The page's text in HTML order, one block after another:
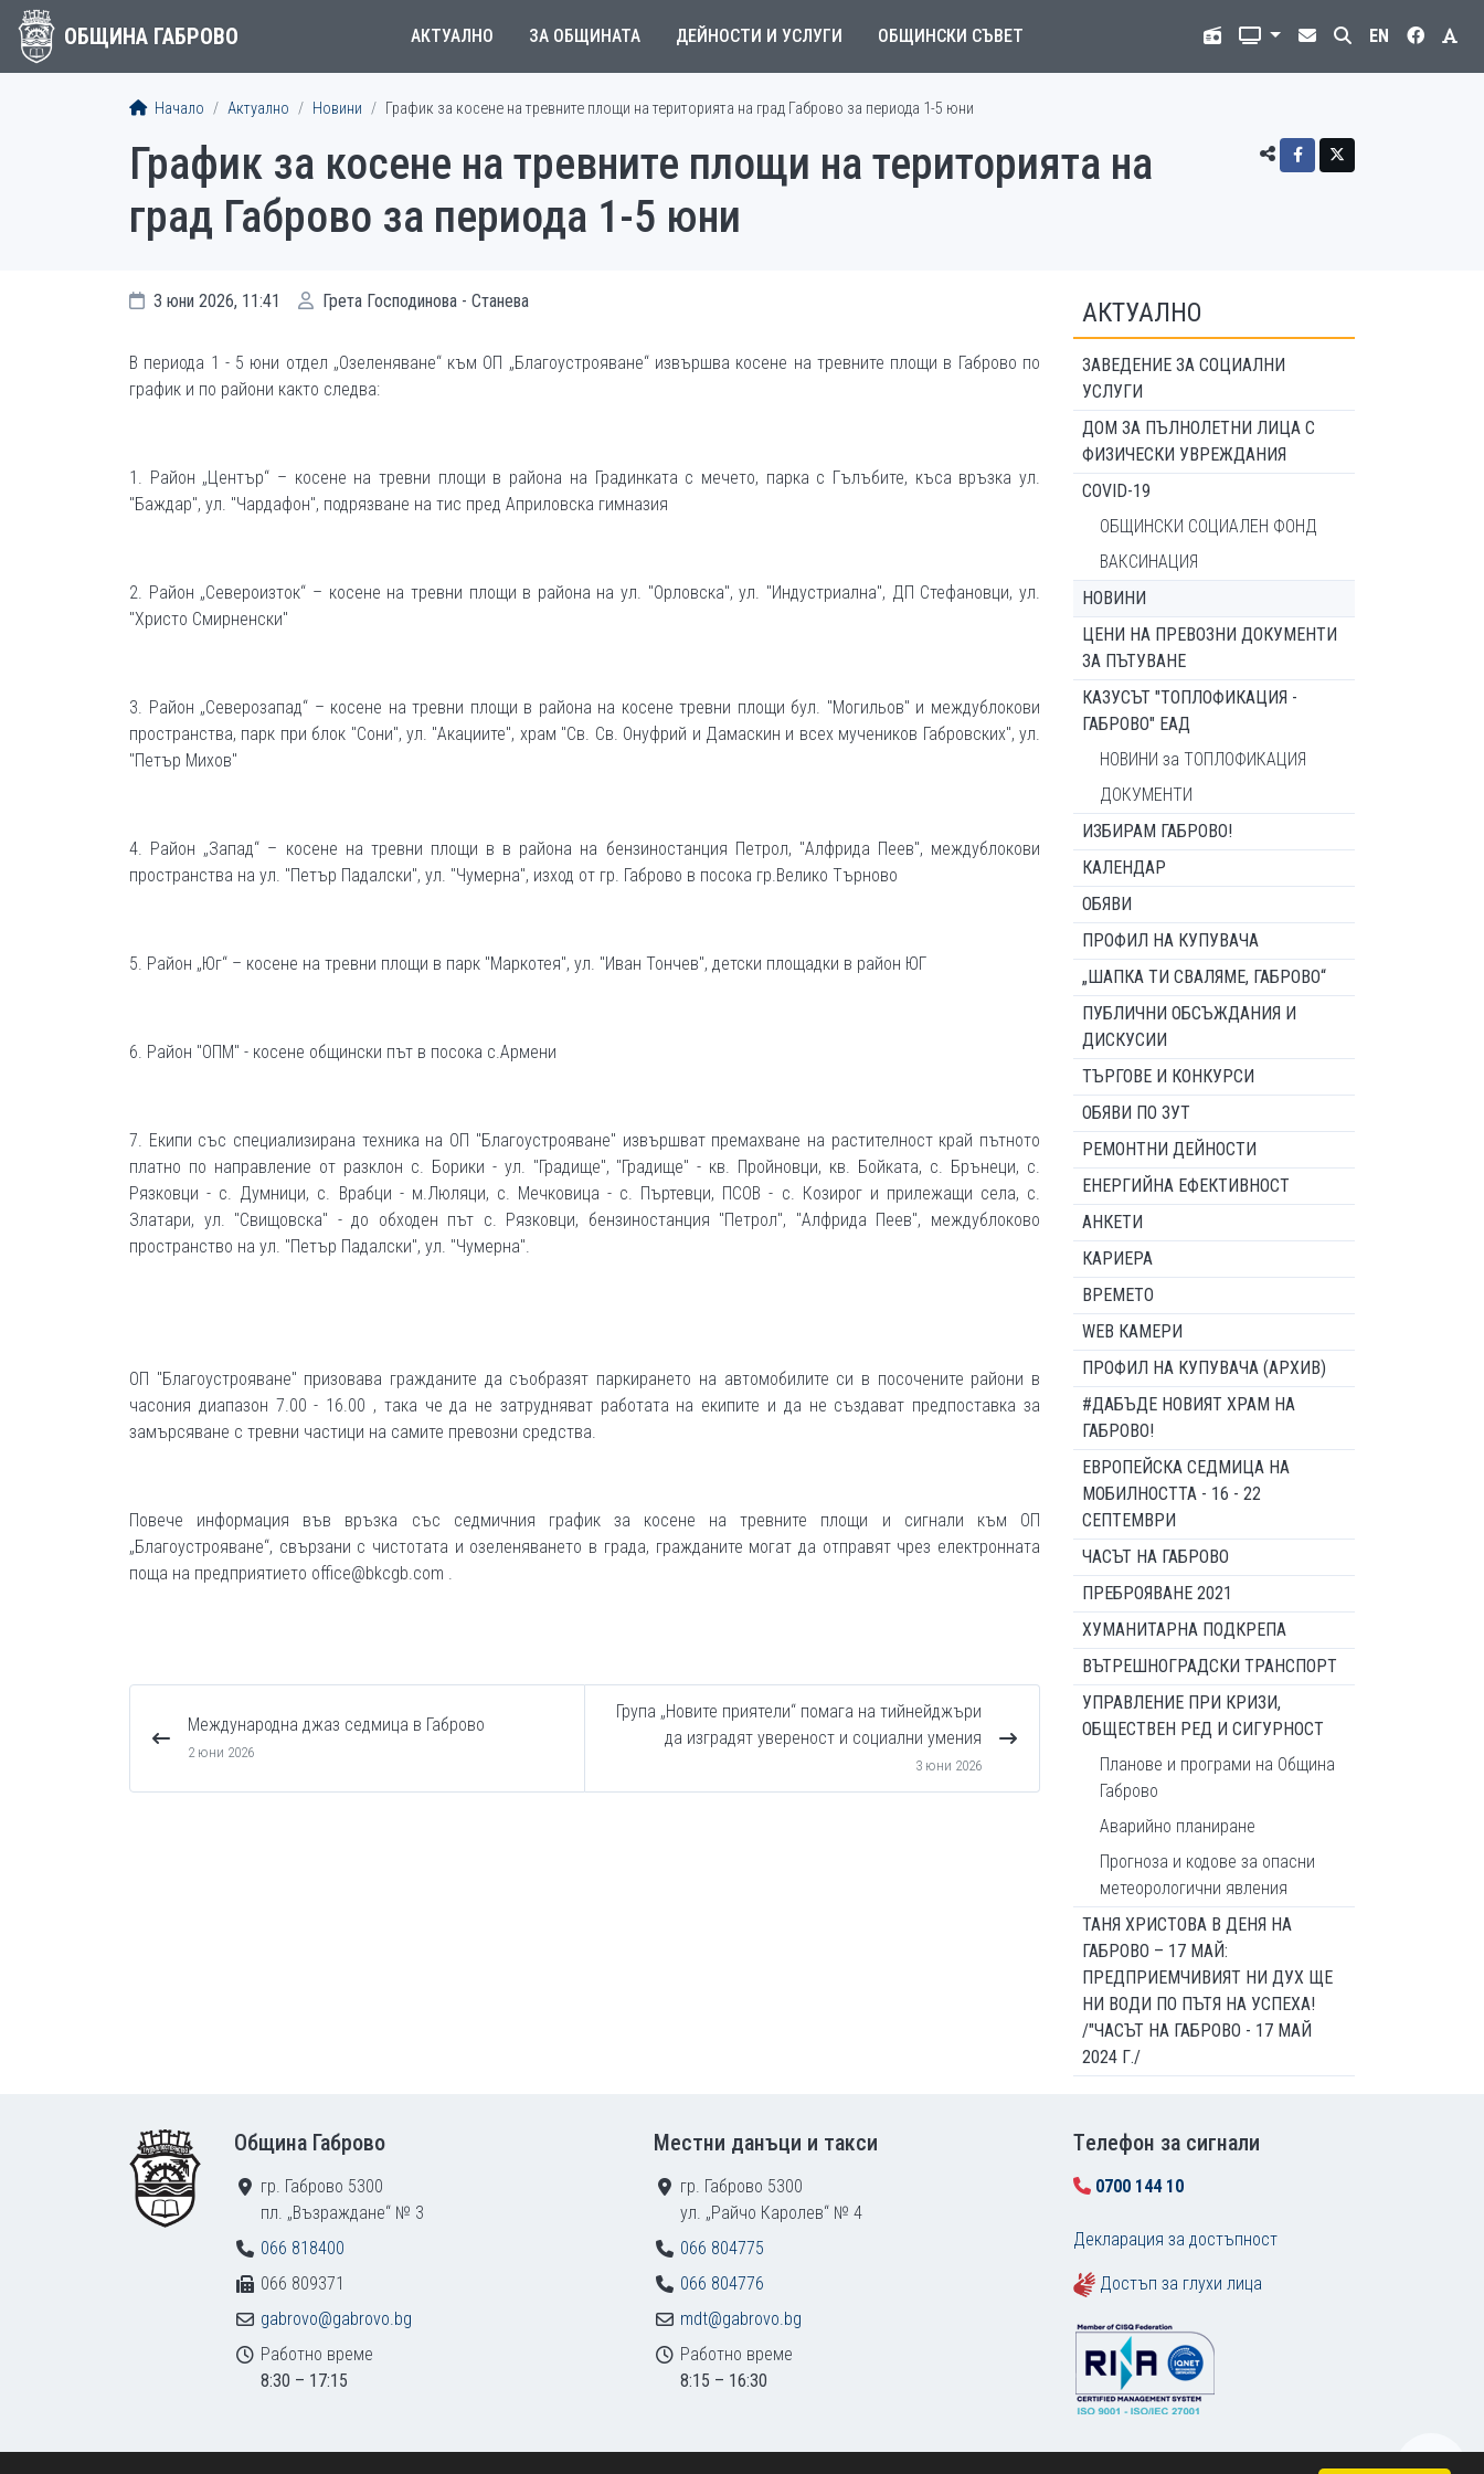
ОБЩИНА ГАБРОВО АКТУАЛНО ЗА ОБЩИНАТА ДЕЙНОСТИ И УСЛУГИ ОБЩИНСКИ СЪВЕТ EN
Начало Актуално Новини График за косене на тревните площи на територията на град Габрово за периода 1-5 юни
График за косене на тревните площи на територията на
град Габрово за периода 1-5 юни
3 юни 2026, 11:41 Грета Господинова - Станева
В периода 1 - 5 юни отдел „Озеленяване“ към ОП „Благоустрояване“ извършва косене на тревните площи в Габрово по
график и по райони както следва:
1. Район „Център“ – косене на тревни площи в района на Градинката с мечето, парка с Гълъбите, къса връзка ул.
"Баждар", ул. "Чардафон", подрязване на тис пред Априловска гимназия
2. Район „Североизток“ – косене на тревни площи в района на ул. "Орловска", ул. "Индустриална", ДП Стефановци, ул.
"Христо Смирненски"
3. Район „Северозапад“ – косене на тревни площи в района на косене тревни площи бул. "Могильов" и междублокови
пространства, парк при блок "Сони", ул. "Акациите", храм "Св. Св. Онуфрий и Дамаскин и всех мучеников Габровских", ул.
"Петър Михов"
4. Район „Запад“ – косене на тревни площи в в района на бензиностанция Петрол, "Алфрида Пеев", междублокови
пространства на ул. "Петър Падалски", ул. "Чумерна", изход от гр. Габрово в посока гр.Велико Търново
5. Район „Юг“ – косене на тревни площи в парк "Маркотея", ул. "Иван Тончев", детски площадки в район ЮГ
6. Район "ОПМ" - косене общински път в посока с.Армени
7. Екипи със специализирана техника на ОП "Благоустрояване" извършват премахване на растителност край пътното
платно по направление от разклон с. Борики - ул. "Градище", "Градище" - кв. Пройновци, кв. Бойката, с. Брънеци, с.
Рязковци - с. Думници, с. Врабци - м.Люляци, с. Мечковица - с. Пъртевци, ПСОВ - с. Козирог и прилежащи села, с.
Златари, ул. "Свищовска" - до обходен път с. Рязковци, бензиностанция "Петрол", "Алфрида Пеев", междублоково
пространство на ул. "Петър Падалски", ул. "Чумерна".
ОП "Благоустрояване" призовава гражданите да съобразят паркирането на автомобилите си в посочените райони в
часония диапазон 7.00 - 16.00 , така че да не затрудняват работата на екипите и да не създават предпоставка за
замърсяване с тревни частици на самите превозни средства.
Повече информация във връзка със седмичния график за косене на тревните площи и сигнали към ОП
„Благоустрояване“, свързани с чистотата и озеленяването в града, гражданите могат да отправят чрез електронната
поща на предприятието office@bkcgb.com .
Международна джаз седмица в Габрово
2 юни 2026
Група „Новите приятели“ помага на тийнейджъри
да изградят увереност и социални умения
3 юни 2026
АКТУАЛНО
ЗАВЕДЕНИЕ ЗА СОЦИАЛНИ
УСЛУГИ
ДОМ ЗА ПЪЛНОЛЕТНИ ЛИЦА С
ФИЗИЧЕСКИ УВРЕЖДАНИЯ
COVID-19
ОБЩИНСКИ СОЦИАЛЕН ФОНД
ВАКСИНАЦИЯ
НОВИНИ
ЦЕНИ НА ПРЕВОЗНИ ДОКУМЕНТИ
ЗА ПЪТУВАНЕ
КАЗУСЪТ "ТОПЛОФИКАЦИЯ -
ГАБРОВО" ЕАД
НОВИНИ за ТОПЛОФИКАЦИЯ
ДОКУМЕНТИ
ИЗБИРАМ ГАБРОВО!
КАЛЕНДАР
ОБЯВИ
ПРОФИЛ НА КУПУВАЧА
„ШАПКА ТИ СВАЛЯМЕ, ГАБРОВО“
ПУБЛИЧНИ ОБСЪЖДАНИЯ И
ДИСКУСИИ
ТЪРГОВЕ И КОНКУРСИ
ОБЯВИ ПО ЗУТ
РЕМОНТНИ ДЕЙНОСТИ
ЕНЕРГИЙНА ЕФЕКТИВНОСТ
АНКЕТИ
КАРИЕРА
ВРЕМЕТО
WEB КАМЕРИ
ПРОФИЛ НА КУПУВАЧА (АРХИВ)
#ДАБЪДЕ НОВИЯТ ХРАМ НА
ГАБРОВО!
ЕВРОПЕЙСКА СЕДМИЦА НА
МОБИЛНОСТТА - 16 - 22
СЕПТЕМВРИ
ЧАСЪТ НА ГАБРОВО
ПРЕБРОЯВАНЕ 2021
ХУМАНИТАРНА ПОДКРЕПА
ВЪТРЕШНОГРАДСКИ ТРАНСПОРТ
УПРАВЛЕНИЕ ПРИ КРИЗИ,
ОБЩЕСТВЕН РЕД И СИГУРНОСТ
Планове и програми на Община
Габрово
Аварийно планиране
Прогноза и кодове за опасни
метеорологични явления
ТАНЯ ХРИСТОВА В ДЕНЯ НА
ГАБРОВО – 17 МАЙ:
ПРЕДПРИЕМЧИВИЯТ НИ ДУХ ЩЕ
НИ ВОДИ ПО ПЪТЯ НА УСПЕХА!
/"ЧАСЪТ НА ГАБРОВО - 17 МАЙ
2024 Г./
Община Габрово
гр. Габрово 5300
пл. „Възраждане“ № 3
066 818400
066 809371
gabrovo@gabrovo.bg
Работно време
8:30 – 17:15
Местни данъци и такси
гр. Габрово 5300
ул. „Райчо Каролев“ № 4
066 804775
066 804776
mdt@gabrovo.bg
Работно време
8:15 – 16:30
Tелефон за сигнали
0700 144 10
Декларация за достъпност
Достъп за глухи лица